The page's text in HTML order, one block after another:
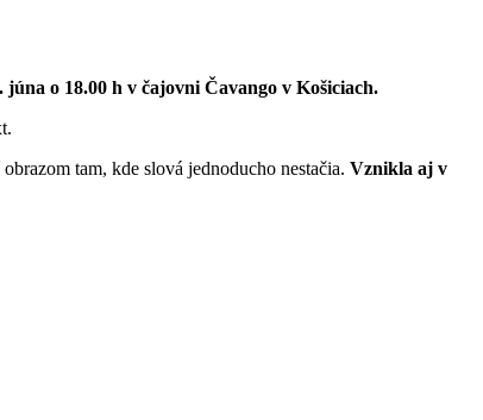
o 18.00 h v čajovni Čavango v Košiciach.
tam, kde slová jednoducho nestačia. Vznikla aj v